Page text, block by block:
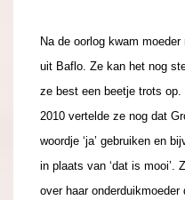
Na de oorlog kwam
uit Baflo. Ze kan het nog
ze best een beetje trots
2010 vertelde ze nog dat
woordje ‘ja’ gebruiken en
in plaats van ‘dat is mooi’.
over haar